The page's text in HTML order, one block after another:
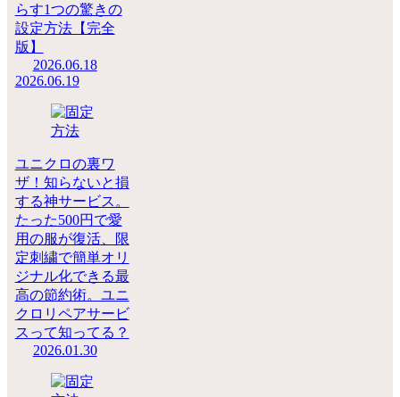
らす1つの驚きの
設定方法【完全
版】
2026.06.18
2026.06.19
ユニクロの裏ワ
ザ！知らないと損
する神サービス。
たった500円で愛
用の服が復活、限
定刺繍で簡単オリ
ジナル化できる最
高の節約術。ユニ
クロリペアサービ
スって知ってる？
2026.01.30